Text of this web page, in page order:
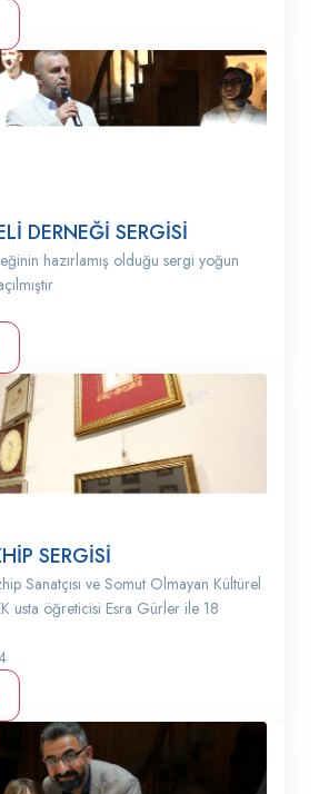
DERNEĞİ SERGİSİ
hazırlamış olduğu sergi yoğun
SERGİSİ
Sanatçısı ve Somut Olmayan Kültürel
usta öğreticisi Esra Gürler ile 18